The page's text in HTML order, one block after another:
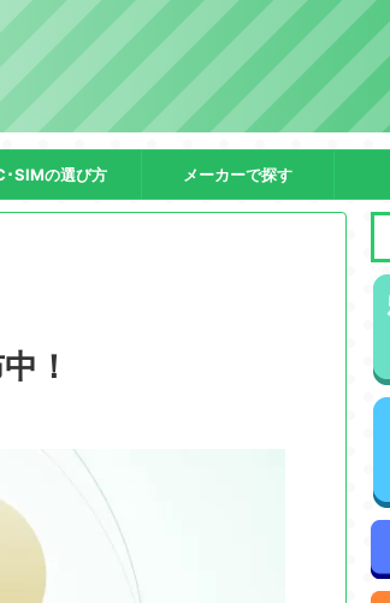
･SIMの選び方 メーカーで探す
！